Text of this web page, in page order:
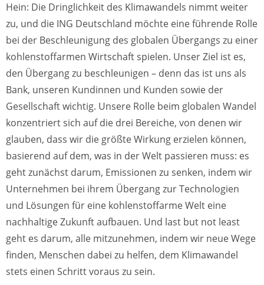
Hein: Die Dringlichkeit des Klimawandels nimmt weiter
zu, und die ING Deutschland möchte eine führende Rolle
bei der Beschleunigung des globalen Übergangs zu einer
kohlenstoffarmen Wirtschaft spielen. Unser Ziel ist es,
den Übergang zu beschleunigen – denn das ist uns als
Bank, unseren Kundinnen und Kunden sowie der
Gesellschaft wichtig. Unsere Rolle beim globalen Wandel
konzentriert sich auf die drei Bereiche, von denen wir
glauben, dass wir die größte Wirkung erzielen können,
basierend auf dem, was in der Welt passieren muss: es
geht zunächst darum, Emissionen zu senken, indem wir
Unternehmen bei ihrem Übergang zur Technologien
und Lösungen für eine kohlenstoffarme Welt eine
nachhaltige Zukunft aufbauen. Und last but not least
geht es darum, alle mitzunehmen, indem wir neue Wege
finden, Menschen dabei zu helfen, dem Klimawandel
stets einen Schritt voraus zu sein.